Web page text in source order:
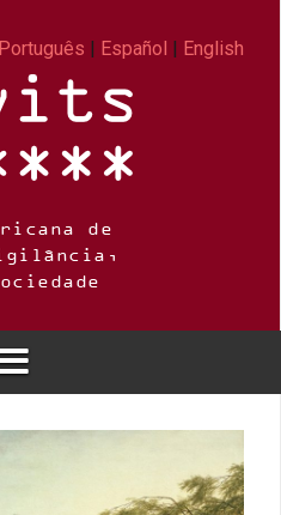
Português | Español | English
de